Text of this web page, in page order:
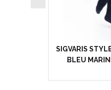
SIGVARIS
BLEU